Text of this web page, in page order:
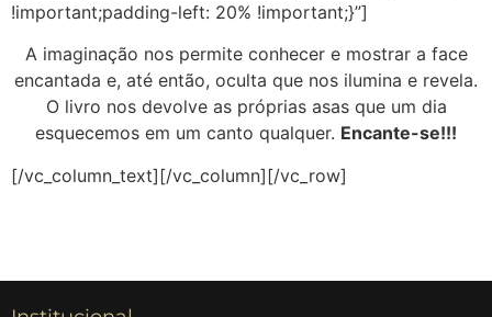
!important;padding-left: 20% !important;}”]
A imaginação nos permite conhecer e mostrar a face
encantada e, até então, oculta que nos ilumina e revela.
O livro nos devolve as próprias asas que um dia
esquecemos em um canto qualquer. Encante-se!!!
[/vc_column_text][/vc_column][/vc_row]